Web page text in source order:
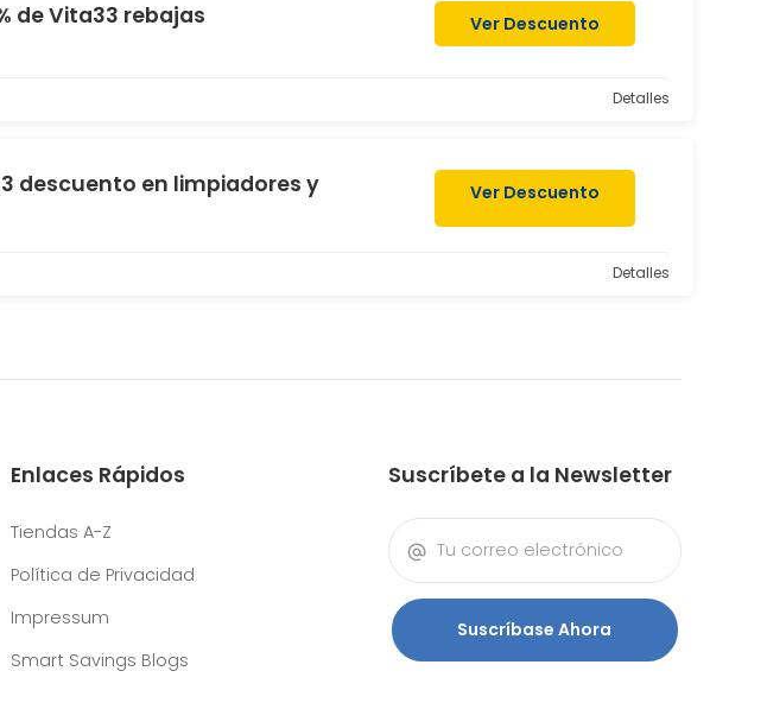
de Vita33 rebajas Ver Descuento
Detalles
descuento en limpiadores y
Ver Descuento
Detalles
Enlaces Rápidos
Tiendas A-Z
Política de Privacidad
Impressum
Smart Savings Blogs
Suscríbete a la Newsletter
Suscríbase Ahora